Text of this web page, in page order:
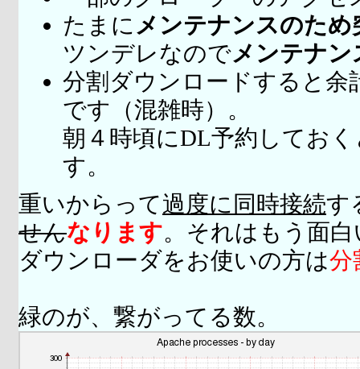
たまに メンテナンスのため
ツンデレなのでメンテナ
分割ダウンロードすると余
です（混雑時）。
朝４時頃にDL予約してお
す。
重いからって過度に同時接続す
せんなります。それはもう面
ダウンローダをお使いの方は分
緑のが、繋がってる数。